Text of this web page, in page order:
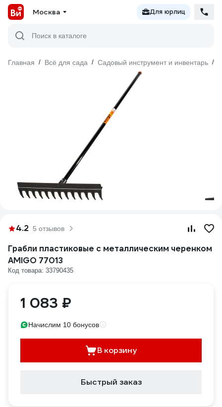
Москва Для юрлиц
Поиск в каталоге
Главная / Всё для сада / Садовый инструмент и инвентарь /
4.2 5 отзывов
Грабли пластиковые с металлическим черенком
AMIGO 77013
Код товара: 33790435
1 083 ₽
Начислим 10 бонусов
В корзину
Быстрый заказ